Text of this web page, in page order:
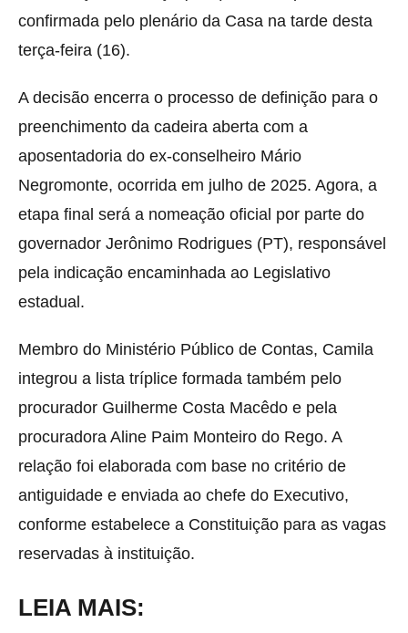
confirmada pelo plenário da Casa na tarde desta
terça-feira (16).
A decisão encerra o processo de definição para o
preenchimento da cadeira aberta com a
aposentadoria do ex-conselheiro Mário
Negromonte, ocorrida em julho de 2025. Agora, a
etapa final será a nomeação oficial por parte do
governador Jerônimo Rodrigues (PT), responsável
pela indicação encaminhada ao Legislativo
estadual.
Membro do Ministério Público de Contas, Camila
integrou a lista tríplice formada também pelo
procurador Guilherme Costa Macêdo e pela
procuradora Aline Paim Monteiro do Rego. A
relação foi elaborada com base no critério de
antiguidade e enviada ao chefe do Executivo,
conforme estabelece a Constituição para as vagas
reservadas à instituição.
LEIA MAIS: